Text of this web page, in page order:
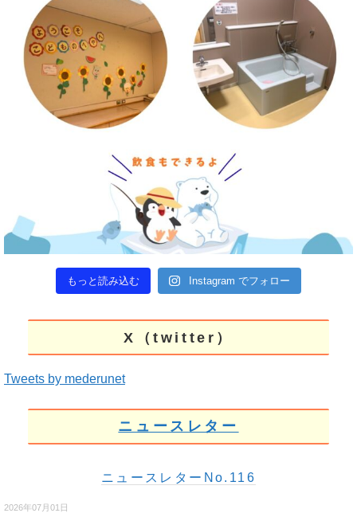
もっと読み込む Instagram でフォロー
X（twitter）
Tweets by mederunet
ニュースレター
ニュースレターNo.116
2026年07月01日